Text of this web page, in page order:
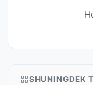
SHUNINGDEK